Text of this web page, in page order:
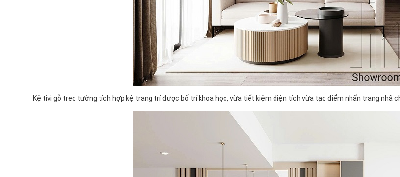
Kệ tivi gỗ treo tường tích hợp kệ trang trí được bố trí khoa học, vừa tiết kiệm diện tích vừa tạo điểm nhấn trang nhã